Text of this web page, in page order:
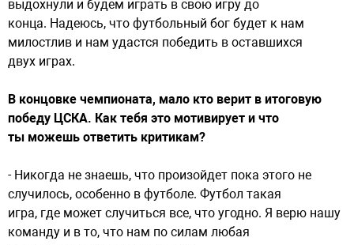
выдохнули и будем играть в свою игру до
конца. Надеюсь, что футбольный бог будет к нам
милостлив и нам удастся победить в оставшихся
двух играх.
В концовке чемпионата, мало кто верит в итоговую
победу ЦСКА. Как тебя это мотивирует и что
ты можешь ответить критикам?
- Никогда не знаешь, что произойдет пока этого не
случилось, особенно в футболе. Футбол такая
игра, где может случиться все, что угодно. Я верю нашу
команду и в то, что нам по силам любая